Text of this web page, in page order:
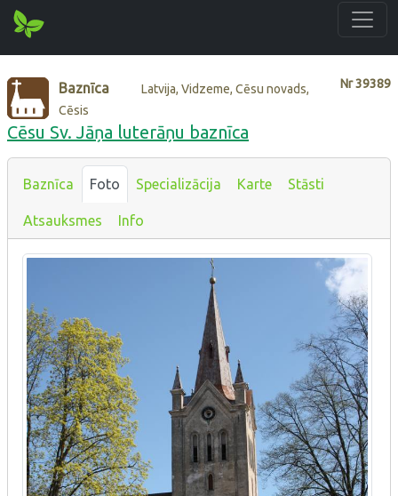
Nr39389
Baznīca
Latvija, Vidzeme, Cēsu novads,
Cēsis
Cēsu Sv. Jāņa luterāņu baznīca
Baznīca Foto Specializācija Karte Stāsti
Atsauksmes Info